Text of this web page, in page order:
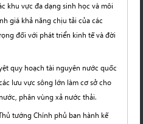
khu vực đa dạng sinh học và môi
giá khả năng chịu tải của các
đối với phát triển kinh tế và đời
quy hoạch tài nguyên nước quốc
lưu vực sông lớn làm cơ sở cho
phân vùng xả nước thải.
tướng Chính phủ ban hành kế